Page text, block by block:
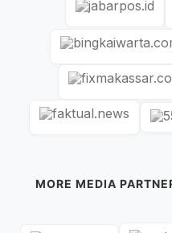
MORE MEDIA